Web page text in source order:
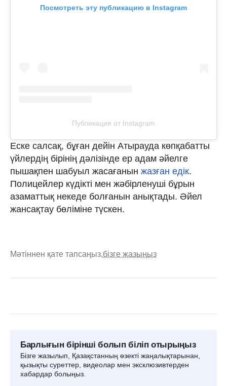
Посмотреть эту публикацию в Instagram
Публикация от Instagram
Еске салсақ, бұған дейін Атырауда көпқабатты
үйлердің бірінің дәлізінде ер адам әйелге
пышақпен шабуыл жасағанын жазған едік.
Полицейлер күдікті мен жәбірленуші бұрын
азаматтық некеде болғанын анықтады. Әйел
жансақтау бөліміне түскен.
Мәтіннен қате тапсаңыз,бізге жазыңыз
Барлығын бірінші болып біліп отырыңыз
Бізге жазылып, Қазақстанның өзекті жаңалықтарынан,
қызықты суреттер, видеолар мен эксклюзивтерден
хабардар болыңыз.